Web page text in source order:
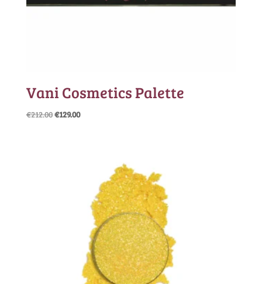
Vani Cosmetics Palette
€212.00Oorspronkelijke
€129.00Huidige